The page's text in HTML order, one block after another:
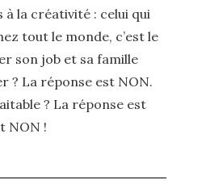
à la créativité : celui qui
tout le monde, c’est le
son job et sa famille
? La réponse est NON.
? La réponse est
NON !